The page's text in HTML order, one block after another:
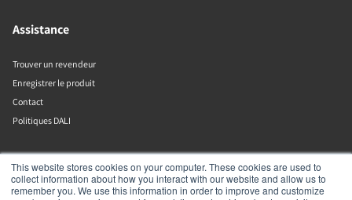
This website stores cookies on your computer. These cookies are used to
collect information about how you interact with our website and allow us to
remember you. We use this information in order to improve and customize
Assistance
Trouver un revendeur
Enregistrer le produit
Contact
Politiques DALI
DALI A/S
Dali Allé 1